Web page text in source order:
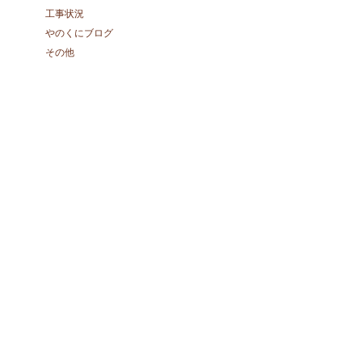
工事状況
やのくにブログ
その他